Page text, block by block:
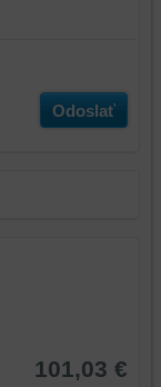
Odoslať
101,03 €